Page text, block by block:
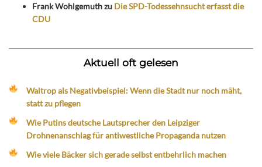
Frank Wohlgemuthzu Die SPD-Todessehnsucht erfasst die
CDU
Aktuell oft gelesen
Waltrop als Negativbeispiel: Wenn die Stadt nur noch mäht,
statt zu pflegen
Wie Putins deutsche Lautsprecher den Leipziger
Drohnenanschlag für antiwestliche Propaganda nutzen
Wie viele Bäcker sich gerade selbst entbehrlich machen